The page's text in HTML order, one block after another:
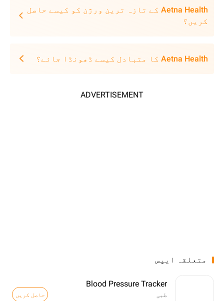
Aetna Health کے تازہ ترین ورژن کو کیسے حاصل
کریں؟
Aetna Health کا متبادل کیسے ڈھونڈا جائے؟
ADVERTISEMENT
متعلقہ ایپس
Blood Pressure Tracker
طبی حاصل کریں